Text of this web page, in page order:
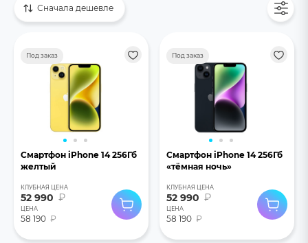
Сначала дешевле
Под заказ
Смартфон iPhone 14 256Гб
желтый
КЛУБНАЯ ЦЕНА
52 990 ₽
ЦЕНА
58 190 ₽
Под заказ
Смартфон iPhone 14 256Гб
«тёмная ночь»
КЛУБНАЯ ЦЕНА
52 990 ₽
ЦЕНА
58 190 ₽